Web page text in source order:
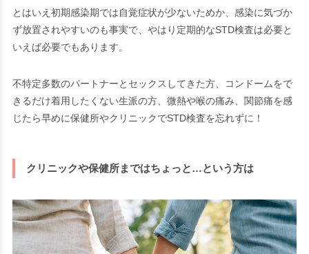
とはいえ初期感染期では自覚症状が少ないためか、感染に気づか
ず放置されやすいのも事実で、やはり定期的なSTD検査は必要と
いえば必要でもあります。
不特定多数のパートナーとセックスしてきた方、コンドームをで
きるだけ着用したくない生派の方、微熱や喉の痛み、関節痛を感
じたら早めに保健所やクリニックでSTD検査を忘れずに！
クリニックや保健所まではちょっと…という方は